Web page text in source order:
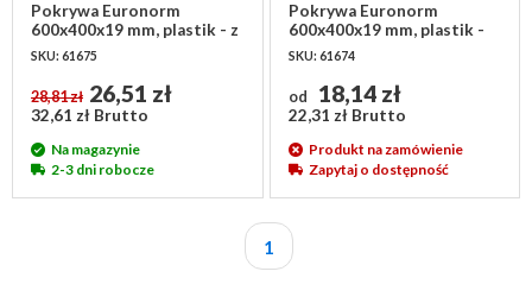
Pokrywa Euronorm
600x400x19 mm, plastik - z
2 zawiasami
SKU: 61675
28,81 zł 26,51 zł
32,61 zł Brutto
Na magazynie
2-3 dni robocze
Pokrywa Euronorm
600x400x19 mm, plastik -
bez zawiasów
SKU: 61674
od 18,14 zł
22,31 zł Brutto
Produkt na zamówienie
Zapytaj o dostępność
1